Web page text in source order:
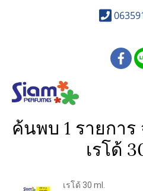
ค้นพบ 1 รายกา
เรโด้
เรโด้ 30 ml.